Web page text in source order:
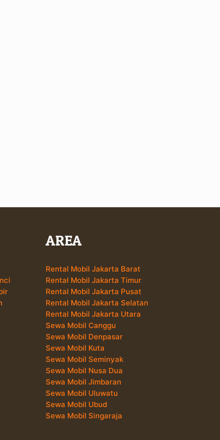
AREA
Rental Mobil Jakarta Barat
Rental Mobil Jakarta Timur
Rental Mobil Jakarta Pusat
Rental Mobil Jakarta Selatan
Rental Mobil Jakarta Utara
Sewa Mobil Canggu
Sewa Mobil Denpasar
Sewa Mobil Kuta
Sewa Mobil Seminyak
Sewa Mobil Nusa Dua
Sewa Mobil Jimbaran
Sewa Mobil Uluwatu
Sewa Mobil Ubud
Sewa Mobil Singaraja